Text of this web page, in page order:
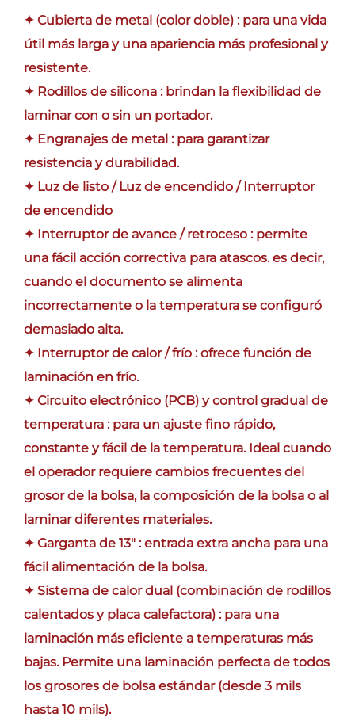
✦ Cubierta de metal (color doble) : para una vida
útil más larga y una apariencia más profesional y
resistente.
✦ Rodillos de silicona : brindan la flexibilidad de
laminar con o sin un portador.
✦ Engranajes de metal : para garantizar
resistencia y durabilidad.
✦ Luz de listo / Luz de encendido / Interruptor
de encendido
✦ Interruptor de avance / retroceso : permite
una fácil acción correctiva para atascos. es decir,
cuando el documento se alimenta
incorrectamente o la temperatura se configuró
demasiado alta.
✦ Interruptor de calor / frío : ofrece función de
laminación en frío.
✦ Circuito electrónico (PCB) y control gradual de
temperatura : para un ajuste fino rápido,
constante y fácil de la temperatura. Ideal cuando
el operador requiere cambios frecuentes del
grosor de la bolsa, la composición de la bolsa o al
laminar diferentes materiales.
✦ Garganta de 13″ : entrada extra ancha para una
fácil alimentación de la bolsa.
✦ Sistema de calor dual (combinación de rodillos
calentados y placa calefactora) : para una
laminación más eficiente a temperaturas más
bajas. Permite una laminación perfecta de todos
los grosores de bolsa estándar (desde 3 mils
hasta 10 mils).